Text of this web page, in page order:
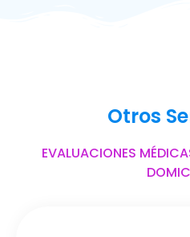
Otros
EVALUACIONES